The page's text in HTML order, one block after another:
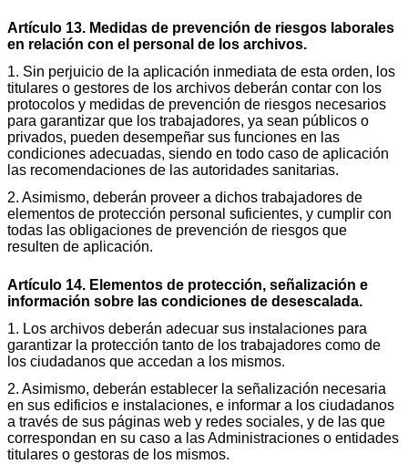
Artículo 13. Medidas de prevención de riesgos laborales
en relación con el personal de los archivos.
1. Sin perjuicio de la aplicación inmediata de esta orden, los
titulares o gestores de los archivos deberán contar con los
protocolos y medidas de prevención de riesgos necesarios
para garantizar que los trabajadores, ya sean públicos o
privados, pueden desempeñar sus funciones en las
condiciones adecuadas, siendo en todo caso de aplicación
las recomendaciones de las autoridades sanitarias.
2. Asimismo, deberán proveer a dichos trabajadores de
elementos de protección personal suficientes, y cumplir con
todas las obligaciones de prevención de riesgos que
resulten de aplicación.
Artículo 14. Elementos de protección, señalización e
información sobre las condiciones de desescalada.
1. Los archivos deberán adecuar sus instalaciones para
garantizar la protección tanto de los trabajadores como de
los ciudadanos que accedan a los mismos.
2. Asimismo, deberán establecer la señalización necesaria
en sus edificios e instalaciones, e informar a los ciudadanos
a través de sus páginas web y redes sociales, y de las que
correspondan en su caso a las Administraciones o entidades
titulares o gestoras de los mismos.